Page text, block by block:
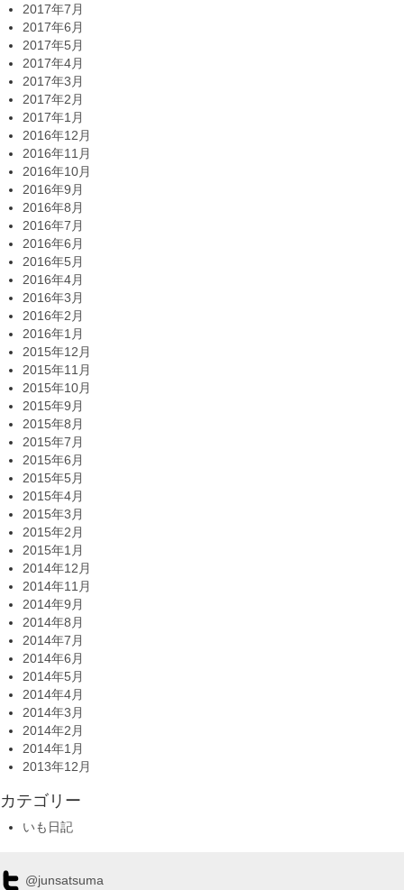
2017年7月
2017年6月
2017年5月
2017年4月
2017年3月
2017年2月
2017年1月
2016年12月
2016年11月
2016年10月
2016年9月
2016年8月
2016年7月
2016年6月
2016年5月
2016年4月
2016年3月
2016年2月
2016年1月
2015年12月
2015年11月
2015年10月
2015年9月
2015年8月
2015年7月
2015年6月
2015年5月
2015年4月
2015年3月
2015年2月
2015年1月
2014年12月
2014年11月
2014年9月
2014年8月
2014年7月
2014年6月
2014年5月
2014年4月
2014年3月
2014年2月
2014年1月
2013年12月
カテゴリー
いも日記
@junsatsuma